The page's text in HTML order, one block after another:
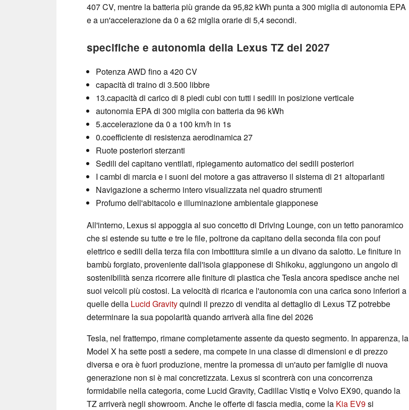
407 CV, mentre la batteria più grande da 95,82 kWh punta a 300 miglia di autonomia EPA
e a un'accelerazione da 0 a 62 miglia orarie di 5,4 secondi.
specifiche e autonomia della Lexus TZ del 2027
Potenza AWD fino a 420 CV
capacità di traino di 3.500 libbre
13.capacità di carico di 8 piedi cubi con tutti i sedili in posizione verticale
autonomia EPA di 300 miglia con batteria da 96 kWh
5.accelerazione da 0 a 100 km/h in 1s
0.coefficiente di resistenza aerodinamica 27
Ruote posteriori sterzanti
Sedili del capitano ventilati, ripiegamento automatico dei sedili posteriori
I cambi di marcia e i suoni del motore a gas attraverso il sistema di 21 altoparlanti
Navigazione a schermo intero visualizzata nel quadro strumenti
Profumo dell'abitacolo e illuminazione ambientale giapponese
All'interno, Lexus si appoggia al suo concetto di Driving Lounge, con un tetto panoramico
che si estende su tutte e tre le file, poltrone da capitano della seconda fila con pouf
elettrico e sedili della terza fila con imbottitura simile a un divano da salotto. Le finiture in
bambù forgiato, proveniente dall'isola giapponese di Shikoku, aggiungono un angolo di
sostenibilità senza ricorrere alle finiture di plastica che Tesla ancora spedisce anche nei
suoi veicoli più costosi. La velocità di ricarica e l'autonomia con una carica sono inferiori a
quelle della Lucid Gravityquindi il prezzo di vendita al dettaglio di Lexus TZ potrebbe
determinare la sua popolarità quando arriverà alla fine del 2026
Tesla, nel frattempo, rimane completamente assente da questo segmento. In apparenza, la
Model X ha sette posti a sedere, ma compete in una classe di dimensioni e di prezzo
diversa e ora è fuori produzione, mentre la promessa di un'auto per famiglie di nuova
generazione non si è mai concretizzata. Lexus si scontrerà con una concorrenza
formidabile nella categoria, come Lucid Gravity, Cadillac Vistiq e Volvo EX90, quando la
TZ arriverà negli showroom. Anche le offerte di fascia media, come la Kia EV9si